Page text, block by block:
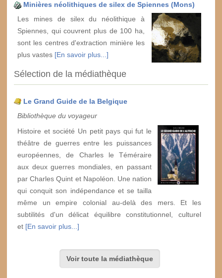
Minières néolithiques de silex de Spiennes (Mons)
Les mines de silex du néolithique à
Spiennes, qui couvrent plus de 100 ha,
sont les centres d'extraction minière les
plus vastes [En savoir plus...]
Sélection de la médiathèque
Le Grand Guide de la Belgique
Bibliothèque du voyageur
Histoire et société Un petit pays qui fut le
théâtre de guerres entre les puissances
européennes, de Charles le Téméraire
aux deux guerres mondiales, en passant
par Charles Quint et Napoléon. Une nation
qui conquit son indépendance et se tailla
même un empire colonial au-delà des mers. Et les
subtilités d'un délicat équilibre constitutionnel, culturel
et [En savoir plus...]
Voir toute la médiathèque